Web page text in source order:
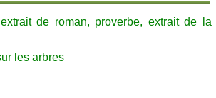
de roman, proverbe, extrait de la
les arbres